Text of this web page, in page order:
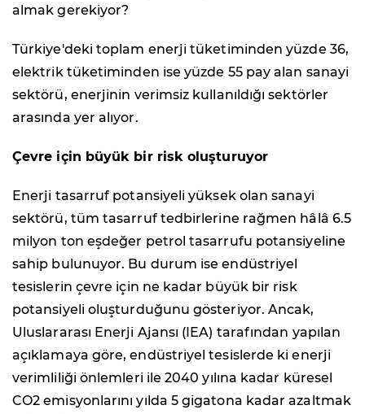
almak gerekiyor?
Türkiye'deki toplam enerji tüketiminden yüzde 36,
elektrik tüketiminden ise yüzde 55 pay alan sanayi
sektörü, enerjinin verimsiz kullanıldığı sektörler
arasında yer alıyor.
Çevre için büyük bir risk oluşturuyor
Enerji tasarruf potansiyeli yüksek olan sanayi
sektörü, tüm tasarruf tedbirlerine rağmen hâlâ 6.5
milyon ton eşdeğer petrol tasarrufu potansiyeline
sahip bulunuyor. Bu durum ise endüstriyel
tesislerin çevre için ne kadar büyük bir risk
potansiyeli oluşturduğunu gösteriyor. Ancak,
Uluslararası Enerji Ajansı (IEA) tarafından yapılan
açıklamaya göre, endüstriyel tesislerde ki enerji
verimliliği önlemleri ile 2040 yılına kadar küresel
CO2 emisyonlarını yılda 5 gigatona kadar azaltmak